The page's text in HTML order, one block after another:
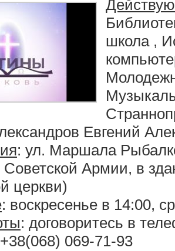
школа ,
Евгений
: ул. Маршала
Армии, в
церкви)
: воскресенье в 14:00,
: договоритесь в
069-71-93